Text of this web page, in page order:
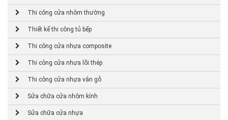
Thi công cửa nhôm thường
Thiết kế thi công tủ bếp
Thi công cửa nhựa composite
Thi công cửa nhựa lõi thép
Thi công cửa nhựa vân gỗ
Sửa chữa cửa nhôm kính
Sửa chữa cửa nhựa